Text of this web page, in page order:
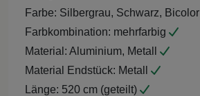
Farbe: Silbergrau, Schwarz, Bicolor
Farbkombination: mehrfarbig
Material: Aluminium, Metall
Material Endstück: Metall
Länge: 520 cm (geteilt)